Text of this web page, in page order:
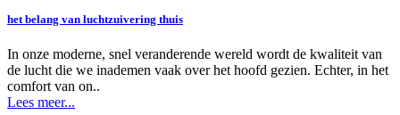
het belang van luchtzuivering thuis
In onze moderne, snel veranderende wereld wordt de kwaliteit van
de lucht die we inademen vaak over het hoofd gezien. Echter, in het
comfort van on..
Lees meer...